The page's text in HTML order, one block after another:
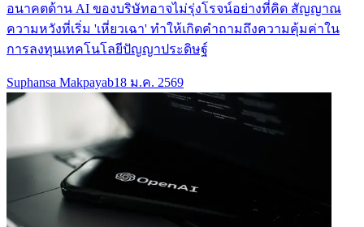
อนาคตด้าน AI ของบริษัทอาจไม่รุ่งโรจน์อย่างที่คิด สัญญาณ
ความหวังที่เริ่ม 'เหี่ยวเฉา' ทำให้เกิดคำถามถึงความคุ้มค่าใน
การลงทุนเทคโนโลยีปัญญาประดิษฐ์
Suphansa Makpayab18 ม.ค. 2569